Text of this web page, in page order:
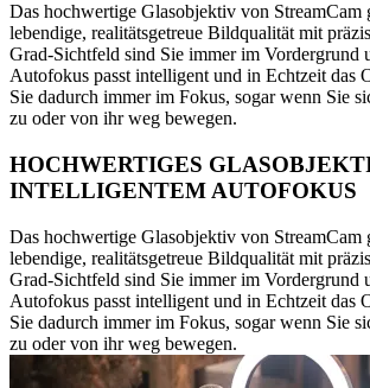
Das hochwertige Glasobjektiv von StreamCam
lebendige, realitätsgetreue Bildqualität mit
Grad-Sichtfeld sind Sie immer im Vordergrund
Autofokus passt intelligent und in Echtzeit das
Sie dadurch immer im Fokus, sogar wenn Sie
zu oder von ihr weg bewegen.
HOCHWERTIGES
INTELLIGENTEM AUTOFOKUS
Das hochwertige Glasobjektiv von StreamCam
lebendige, realitätsgetreue Bildqualität mit
Grad-Sichtfeld sind Sie immer im Vordergrund
Autofokus passt intelligent und in Echtzeit das
Sie dadurch immer im Fokus, sogar wenn Sie
zu oder von ihr weg bewegen.